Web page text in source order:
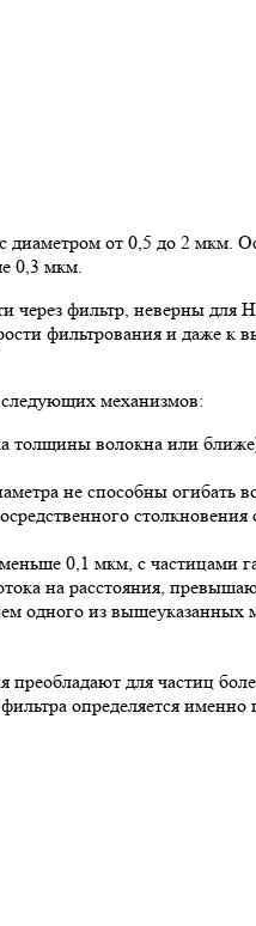
диаметром от 0,5 до 2
0,3 мкм.
через фильтр, неверны для
фильтрования и даже к
механизмов:
толщины волокна или
не способны огибать
столкновения
0,1 мкм, с
на расстояния,
одного из
для частиц
определяется именно